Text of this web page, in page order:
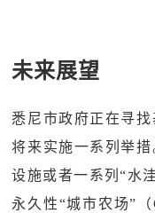
未来展望
悉尼市政府正在寻
将来实施一系列举
设施或者一系列“水
永久性“城市农场”